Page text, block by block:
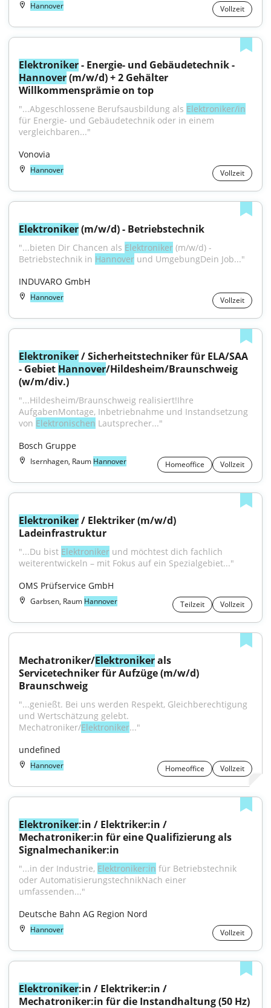
Hannover Vollzeit
Elektroniker
Hannover (m/w/d) + 2 Gehälter
Willkommensprämie on top
"...Abgeschlossene Berufsausbildung als Elektroniker/in
für Energie- und Gebäudetechnik oder in einem
vergleichbaren..."
Vonovia
Hannover Vollzeit
Elektroniker (m/w/d) - Betriebstechnik
"...bieten Dir Chancen als Elektroniker (m/w/d) -
Betriebstechnik in Hannover und UmgebungDein Job..."
INDUVARO GmbH
Hannover Vollzeit
Elektroniker / Sicherheitstechniker für ELA/SAA
- Gebiet Hannover/Hildesheim/Braunschweig
(w/m/div.)
"...Hildesheim/Braunschweig realisiert!Ihre
AufgabenMontage, Inbetriebnahme und Instandsetzung
von Elektronischen Lautsprecher..."
Bosch Gruppe
Isernhagen, Raum Hannover Homeoffice Vollzeit
Elektroniker / Elektriker (m/w/d)
Ladeinfrastruktur
"...Du bist Elektroniker und möchtest dich fachlich
weiterentwickeln – mit Fokus auf ein Spezialgebiet..."
OMS Prüfservice GmbH
Garbsen, Raum Hannover Teilzeit Vollzeit
Mechatroniker/Elektroniker als
Servicetechniker für Aufzüge (m/w/d)
Braunschweig
"...genießt. Bei uns werden Respekt, Gleichberechtigung
und Wertschätzung gelebt.
Mechatroniker/Elektroniker..."
undefined
Hannover Homeoffice Vollzeit
Elektroniker:in / Elektriker:in /
Mechatroniker:in für eine Qualifizierung als
Signalmechaniker:in
"...in der Industrie, Elektroniker:in für Betriebstechnik
oder AutomatisierungstechnikNach einer
umfassenden..."
Deutsche Bahn AG Region Nord
Hannover Vollzeit
Elektroniker:in / Elektriker:in /
Mechatroniker:in für die Instandhaltung (50 Hz)